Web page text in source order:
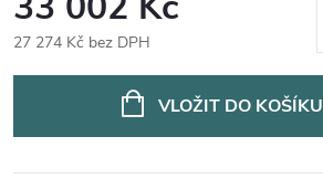
27 274 Kč bez DPH
VLOŽIT DO KOŠÍKU